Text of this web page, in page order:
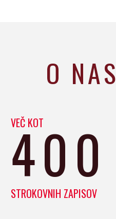
O NAS
VEČ KOT
400
STROKOVNIH ZAPISOV